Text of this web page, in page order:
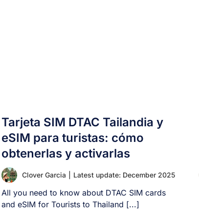
Tarjeta SIM DTAC Tailandia y
eSIM para turistas: cómo
obtenerlas y activarlas
Clover Garcia Latest update: December 2025
All you need to know about DTAC SIM cards
and eSIM for Tourists to Thailand [...]